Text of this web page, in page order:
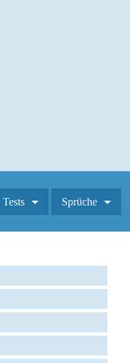
Tests Sprüche